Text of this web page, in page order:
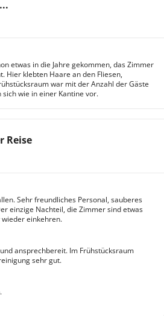
etwas in die Jahre gekommen, das Zimmer
Hier klebten Haare an den Fliesen,
war mit der Anzahl der Gäste
wie in einer Kantine vor.
Reise
Sehr freundliches Personal, sauberes
einzige Nachteil, die Zimmer sind etwas
einkehren.
ansprechbereit. Im Frühstücksraum
sehr gut.